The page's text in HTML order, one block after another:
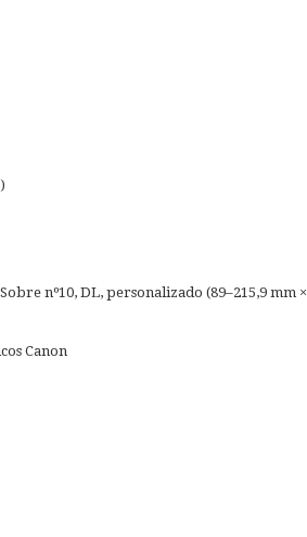
nº10, DL, personalizado (89–215,9 mm
Canon